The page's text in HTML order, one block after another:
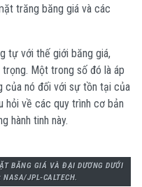
trăng băng giá và các
tự với thế giới băng giá,
Một trong số đó là áp
của nó đối với sự tồn tại của
hỏi về các quy trình cơ bản
hành tinh này.
BĂNG GIÁ VÀ ĐẠI DƯƠNG DƯỚI
NASA/JPL-CALTECH.